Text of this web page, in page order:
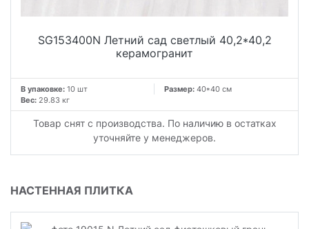
SG153400N Летний сад светлый 40,2*40,2
керамогранит
В упаковке: 10 шт Размер: 40*40 см
Вес: 29.83 кг
Товар снят с производства. По наличию в остатках
уточняйте у менеджеров.
НАСТЕННАЯ ПЛИТКА